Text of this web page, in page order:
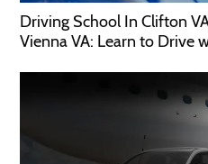
Driving School In Clifton
Vienna VA: Learn to Drive